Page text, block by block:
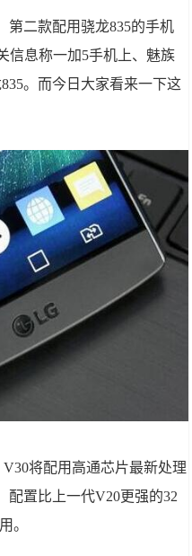
第二款配用骁龙835的手机
信息称一加5手机上、魅族
。而今日大家看来一下这
将配用高通芯片最新处理
配置比上一代V20更强的32
。